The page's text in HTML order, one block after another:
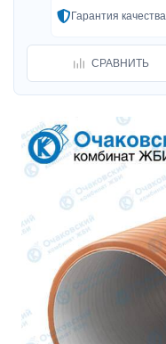
Гарантия качества
СРАВНИТЬ